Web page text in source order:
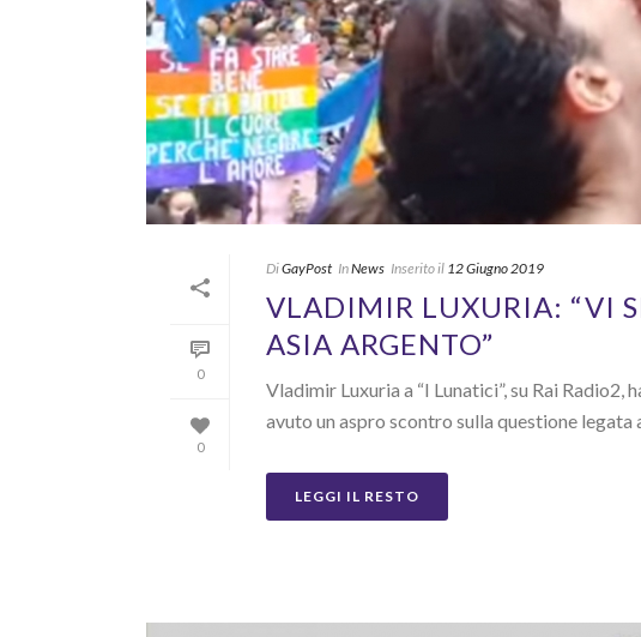
0
0
DiGayPost InNews Inserito il 12 Giugno 2019
VLADIMIR LUXURIA: “VI
ASIA ARGENTO”
Vladimir Luxuria a “I Lunatici”, su Rai
avuto un aspro scontro sulla questione legata
LEGGI IL RESTO